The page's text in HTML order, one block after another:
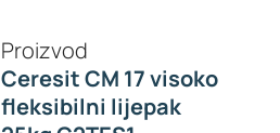
Proizvod
Ceresit CM 17 visoko
fleksibilni lijepak